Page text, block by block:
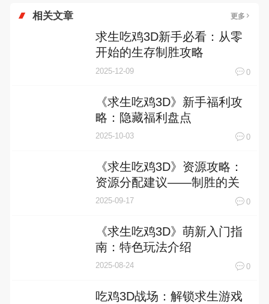
相关文章 更多
求生吃鸡3D新手必看：从零
开始的生存制胜攻略
2025-12-09 0
《求生吃鸡3D》新手福利攻
略：隐藏福利盘点
2025-10-03 0
《求生吃鸡3D》资源攻略：
资源分配建议——制胜的关
键之道
2025-09-17 0
《求生吃鸡3D》萌新入门指
南：特色玩法介绍
2025-08-24 0
吃鸡3D战场：解锁求生游戏